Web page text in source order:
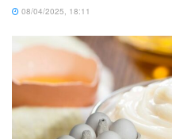
08/04/2025, 18:11